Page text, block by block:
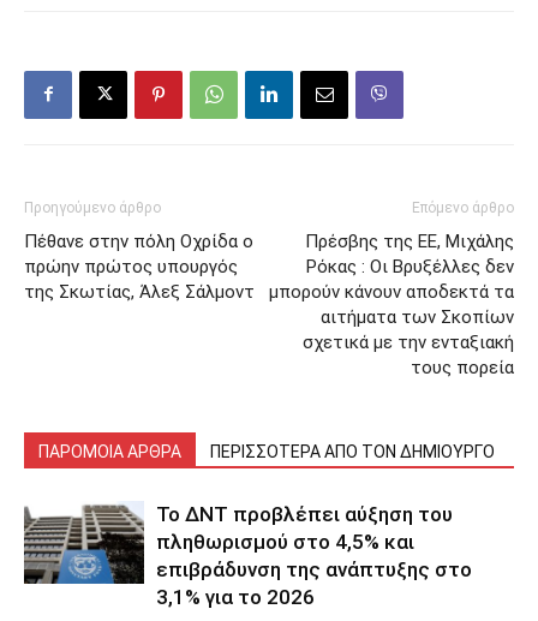
Προηγούμενο άρθρο
Πέθανε στην πόλη Οχρίδα ο
πρώην πρώτος υπουργός
της Σκωτίας, Άλεξ Σάλμοντ
Επόμενο άρθρο
Πρέσβης της ΕΕ, Μιχάλης
Ρόκας : Οι Βρυξέλλες δεν
μπορούν κάνουν αποδεκτά τα
αιτήματα των Σκοπίων
σχετικά με την ενταξιακή
τους πορεία
ΠΑΡΟΜΟΙΑ ΑΡΘΡΑ ΠΕΡΙΣΣΟΤΕΡΑ ΑΠΟ ΤΟΝ ΔΗΜΙΟΥΡΓΟ
Το ΔΝΤ προβλέπει αύξηση του
πληθωρισμού στο 4,5% και
επιβράδυνση της ανάπτυξης στο
3,1% για το 2026